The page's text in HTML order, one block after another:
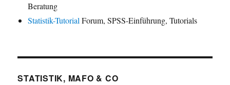
Beratung
Statistik-TutorialForum, SPSS-Einführung, Tutorials
STATISTIK, MAFO & CO